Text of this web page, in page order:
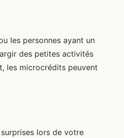
les personnes ayant un
des petites activités
les microcrédits peuvent
lors de votre